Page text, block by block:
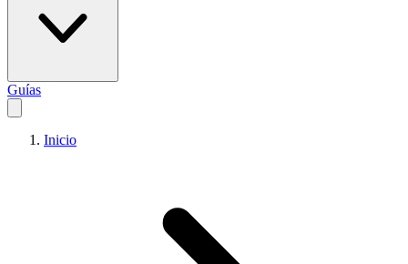
Guías
Inicio